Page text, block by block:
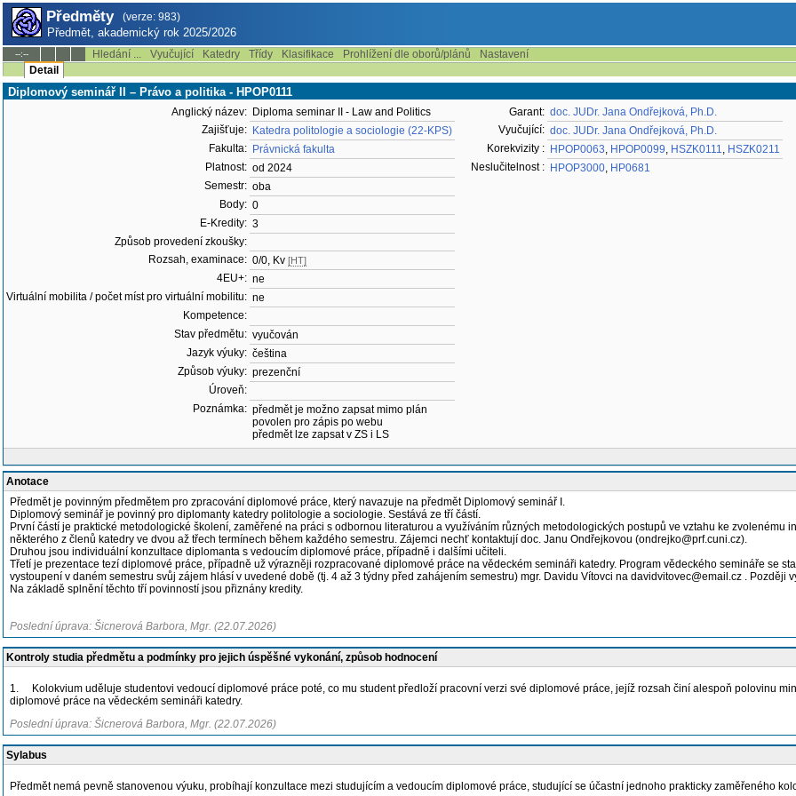
Předměty (verze: 983)
Předmět, akademický rok 2025/2026
--:-- Hledání ... Vyučující Katedry Třídy Klasifikace Prohlížení dle oborů/plánů
Nastavení
Detail
Diplomový seminář II – Právo a politika - HPOP0111
Anglický název: Diploma seminar II - Law and Politics
Zajišťuje: Katedra politologie a sociologie (22-KPS)
Fakulta: Právnická fakulta
Platnost: od 2024
Semestr: oba
Body: 0
E-Kredity: 3
Způsob provedení zkoušky:
Rozsah, examinace: 0/0, Kv [HT]
4EU+: ne
Virtuální mobilita / počet míst pro virtuální mobilitu: ne
Kompetence:
Stav předmětu: vyučován
Jazyk výuky: čeština
Způsob výuky: prezenční
Úroveň:
Poznámka: předmět je možno zapsat mimo plán
povolen pro zápis po webu
předmět lze zapsat v ZS i LS
Garant: doc. JUDr. Jana Ondřejková, Ph.D.
Vyučující: doc. JUDr. Jana Ondřejková, Ph.D.
Korekvizity : HPOP0063, HPOP0099, HSZK0111, HSZK0211
Neslučitelnost : HPOP3000, HP0681
Anotace
Předmět je povinným předmětem pro zpracování diplomové práce, který navazuje na předmět Diplomový seminář I.
Diplomový seminář je povinný pro diplomanty katedry politologie a sociologie. Sestává ze tří částí.
První částí je praktické metodologické školení, zaměřené na práci s odbornou literaturou a využíváním různých metodologických postupů ve vztahu ke
některého z členů katedry ve dvou až třech termínech během každého semestru. Zájemci nechť kontaktují doc. Janu Ondřejkovou (ondrejko@prf.cuni.cz).
Druhou jsou individuální konzultace diplomanta s vedoucím diplomové práce, případně i dalšími učiteli.
Třetí je prezentace tezí diplomové práce, případně už výrazněji rozpracované diplomové práce na vědeckém semináři katedry. Program vědeckého semináře se
vystoupení v daném semestru svůj zájem hlásí v uvedené době (tj. 4 až 3 týdny před zahájením semestru) mgr. Davidu Vítovci na davidvitovec@email.cz .
Na základě splnění těchto tří povinností jsou přiznány kredity.
Poslední úprava: Šicnerová Barbora, Mgr. (22.07.2026)
Kontroly studia předmětu a podmínky pro jejich úspěšné vykonání, způsob hodnocení
1. Kolokvium uděluje studentovi vedoucí diplomové práce poté, co mu student předloží pracovní verzi své diplomové práce, jejíž rozsah činí alespoň polovinu
diplomové práce na vědeckém semináři katedry.
Poslední úprava: Šicnerová Barbora, Mgr. (22.07.2026)
Sylabus
Předmět nemá pevně stanovenou výuku, probíhají konzultace mezi studujícím a vedoucím diplomové práce, studující se účastní jednoho prakticky zaměřeného